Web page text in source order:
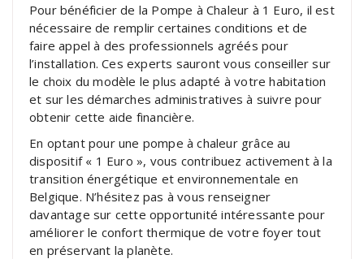
Pour bénéficier de la Pompe à Chaleur à 1 Euro, il est
nécessaire de remplir certaines conditions et de
faire appel à des professionnels agréés pour
l’installation. Ces experts sauront vous conseiller sur
le choix du modèle le plus adapté à votre habitation
et sur les démarches administratives à suivre pour
obtenir cette aide financière.
En optant pour une pompe à chaleur grâce au
dispositif « 1 Euro », vous contribuez activement à la
transition énergétique et environnementale en
Belgique. N’hésitez pas à vous renseigner
davantage sur cette opportunité intéressante pour
améliorer le confort thermique de votre foyer tout
en préservant la planète.